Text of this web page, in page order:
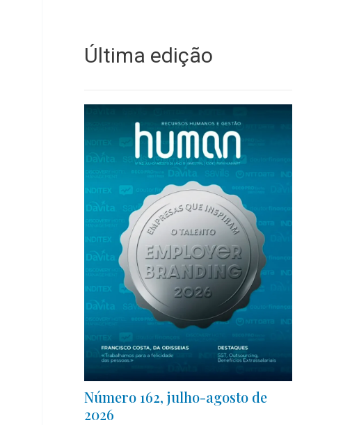
Última edição
Número 162, julho-agosto de
2026